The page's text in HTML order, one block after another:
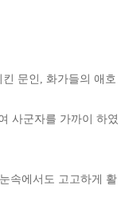
문인, 화가들의 애호
사군자를 가까이 하였
고하게 활